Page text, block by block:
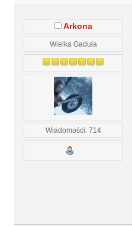
Arkona
Wielka Gaduła
Wiadomości: 714